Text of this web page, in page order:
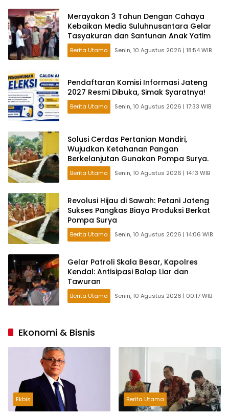
Merayakan 3 Tahun Dengan Cahaya
Kebaikan Media Suluhnusantara Gelar
Tasyakuran dan Santunan Anak Yatim
Berita Utama Senin, 10 Agustus 2026 | 18:54 WIB
Pendaftaran Komisi Informasi Jateng
2027 Resmi Dibuka, Simak Syaratnya!
Berita Utama Senin, 10 Agustus 2026 | 17:33 WIB
Solusi Cerdas Pertanian Mandiri,
Wujudkan Ketahanan Pangan
Berkelanjutan Gunakan Pompa Surya.
Berita Utama Senin, 10 Agustus 2026 | 14:13 WIB
Revolusi Hijau di Sawah: Petani Jateng
Sukses Pangkas Biaya Produksi Berkat
Pompa Surya
Berita Utama Senin, 10 Agustus 2026 | 14:06 WIB
Gelar Patroli Skala Besar, Kapolres
Kendal: Antisipasi Balap Liar dan
Tawuran
Berita Utama Senin, 10 Agustus 2026 | 00:17 WIB
Ekonomi & Bisnis
Ekbis Berita Utama